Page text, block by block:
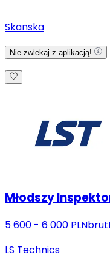
Skanska
Nie zwlekaj z aplikacją!
Młodszy
5 600 - 6 000 PLN
LS Technics